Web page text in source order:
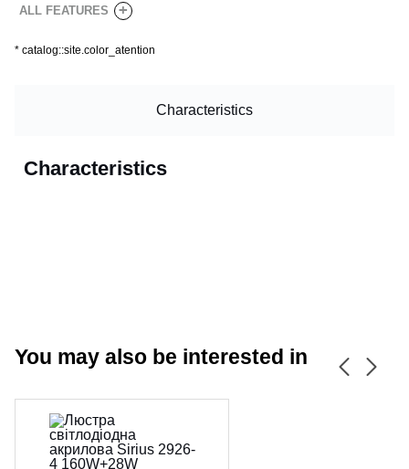
ALL FEATURES +
* catalog::site.color_atention
Characteristics
Characteristics
You may also be interested in